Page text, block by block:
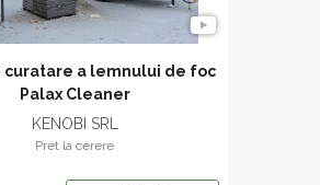
curatare a lemnului de foc
Palax Cleaner
KENOBI SRL
Pret la cerere